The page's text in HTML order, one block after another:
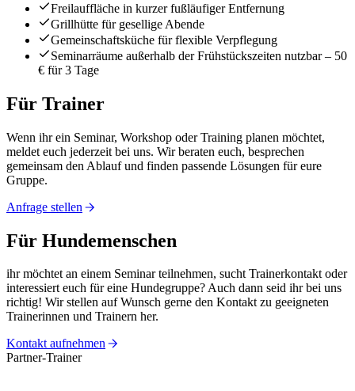
Freilauffläche in kurzer fußläufiger Entfernung
Grillhütte für gesellige Abende
Gemeinschaftsküche für flexible Verpflegung
Seminarräume außerhalb der Frühstückszeiten nutzbar – 50
€ für 3 Tage
Für Trainer
Wenn ihr ein Seminar, Workshop oder Training planen möchtet,
meldet euch jederzeit bei uns. Wir beraten euch, besprechen
gemeinsam den Ablauf und finden passende Lösungen für eure
Gruppe.
Anfrage stellen
Für Hundemenschen
ihr möchtet an einem Seminar teilnehmen, sucht Trainerkontakt oder
interessiert euch für eine Hundegruppe? Auch dann seid ihr bei uns
richtig! Wir stellen auf Wunsch gerne den Kontakt zu geeigneten
Trainerinnen und Trainern her.
Kontakt aufnehmen
Partner-Trainer